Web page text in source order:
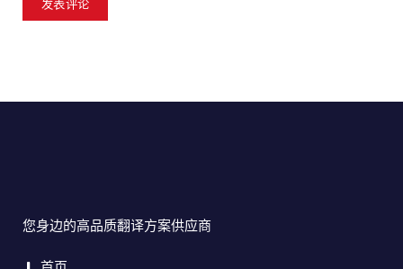
您身边的高品质翻译方案供应商